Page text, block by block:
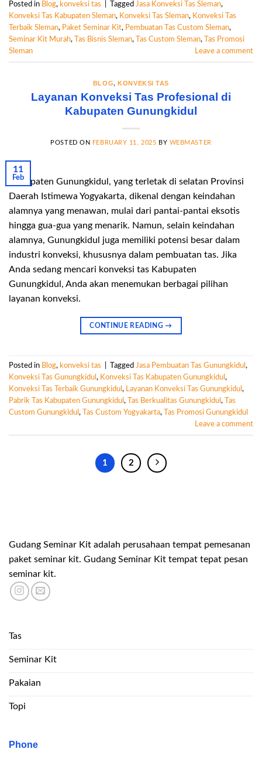
Posted in Blog, konveksi tas Tagged Jasa Konveksi Tas Sleman,
Konveksi Tas Kabupaten Sleman, Konveksi Tas Sleman, Konveksi Tas
Terbaik Sleman, Paket Seminar Kit, Pembuatan Tas Custom Sleman,
Seminar Kit Murah, Tas Bisnis Sleman, Tas Custom Sleman,
Tas Promosi
Sleman
Leave a comment
BLOG,KONVEKSI TAS
Layanan Konveksi Tas Profesional di
Kabupaten Gunungkidul
POSTED ON FEBRUARY 11, 2025 BY WEBMASTER
11
Feb
Kabupaten Gunungkidul, yang terletak di selatan Provinsi
Daerah Istimewa Yogyakarta, dikenal dengan keindahan
alamnya yang menawan, mulai dari pantai-pantai eksotis
hingga gua-gua yang menarik. Namun, selain keindahan
alamnya, Gunungkidul juga memiliki potensi besar dalam
industri konveksi, khususnya dalam pembuatan tas. Jika
Anda sedang mencari konveksi tas Kabupaten
Gunungkidul, Anda akan menemukan berbagai pilihan
layanan konveksi.
CONTINUE READING→
Posted in Blog, konveksi tas Tagged Jasa Pembuatan Tas Gunungkidul ,
Konveksi Tas Gunungkidul , Konveksi Tas Kabupaten Gunungkidul ,
Konveksi Tas Terbaik Gunungkidul , Layanan Konveksi Tas Gunungkidul ,
Pabrik Tas Kabupaten Gunungkidul , Tas Berkualitas Gunungkidul ,
Tas
Custom Gunungkidul , Tas Custom Yogyakarta,
Tas Promosi Gunungkidul
Leave a comment
1 2
Gudang Seminar Kit adalah perusahaan tempat pemesanan
paket seminar kit. Gudang Seminar Kit tempat tepat pesan
seminar kit.
Tas
Seminar Kit
Pakaian
Topi
Phone